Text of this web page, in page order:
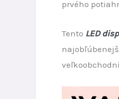
prvého
Tento LED